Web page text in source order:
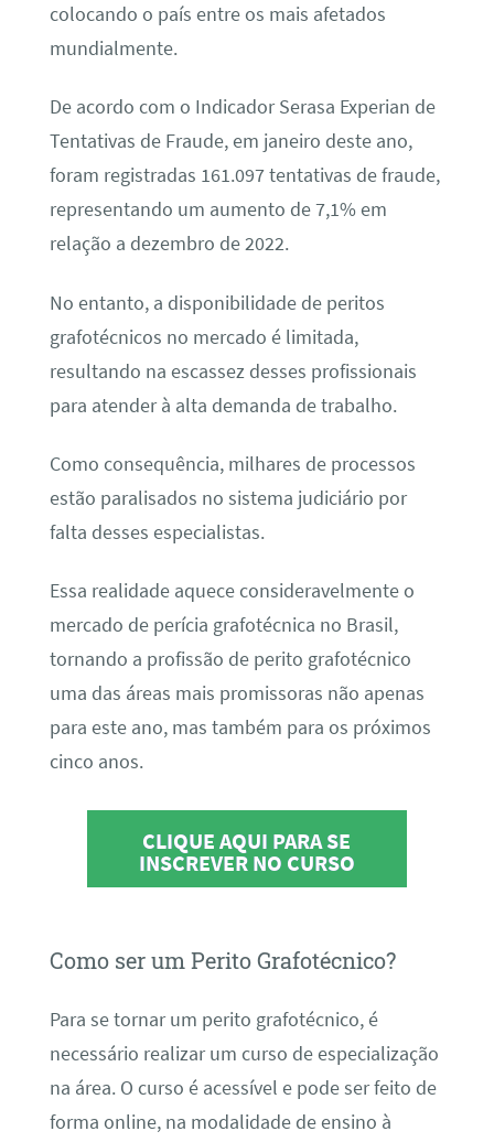
colocando o país entre os mais afetados
mundialmente.
De acordo com o Indicador Serasa Experian de
Tentativas de Fraude, em janeiro deste ano,
foram registradas 161.097 tentativas de fraude,
representando um aumento de 7,1% em
relação a dezembro de 2022.
No entanto, a disponibilidade de peritos
grafotécnicos no mercado é limitada,
resultando na escassez desses profissionais
para atender à alta demanda de trabalho.
Como consequência, milhares de processos
estão paralisados no sistema judiciário por
falta desses especialistas.
Essa realidade aquece consideravelmente o
mercado de perícia grafotécnica no Brasil,
tornando a profissão de perito grafotécnico
uma das áreas mais promissoras não apenas
para este ano, mas também para os próximos
cinco anos.
CLIQUE AQUI PARA SE
INSCREVER NO CURSO
Como ser um Perito Grafotécnico?
Para se tornar um perito grafotécnico, é
necessário realizar um curso de especialização
na área. O curso é acessível e pode ser feito de
forma online, na modalidade de ensino à